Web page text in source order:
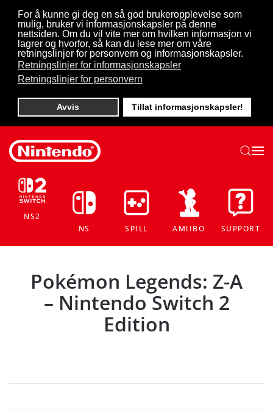
For å kunne gi deg en så god brukeropplevelse som
mulig, bruker vi informasjonskapsler på denne
nettsiden. Om du vil vite mer om hvilken informasjon vi
lagrer og hvorfor, så kan du lese mer om våre
retningslinjer for personvern og informasjonskapsler.
Retningslinjer for informasjonskapsler
Retningslinjer for personvern
Avvis Tillat informasjonskapsler!
Skip to main content
NS2
NS
SPILL AMIIBO SUPPORT
Pokémon Legends: Z-A
– Nintendo Switch 2
Edition